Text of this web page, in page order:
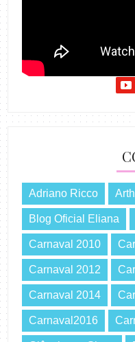
Adriano Ricco
Blog Oficial Eliana
Carnaval 2010
Carnaval 2012
Carnaval 2014
Carnaval2016